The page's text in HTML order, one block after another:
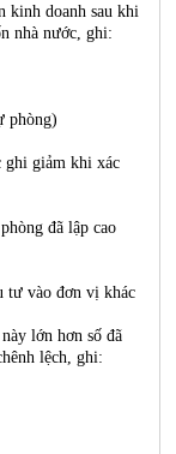
kinh doanh sau khi
nhà nước, ghi:
phòng)
ghi giảm khi xác
đã lập cao
tư vào đơn vị khác
lớn hơn số đã
lệch, ghi: